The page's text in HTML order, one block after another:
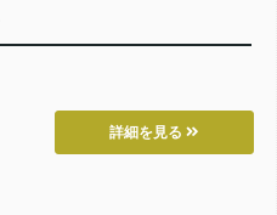
詳細を見る